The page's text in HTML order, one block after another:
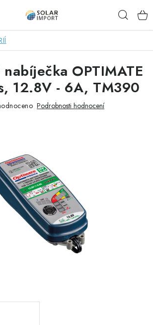
PRO CHATY
ČERPADLA
nabíječka OPTIMATE
12.8V - 6A, TM390
Podrobnosti hodnocení